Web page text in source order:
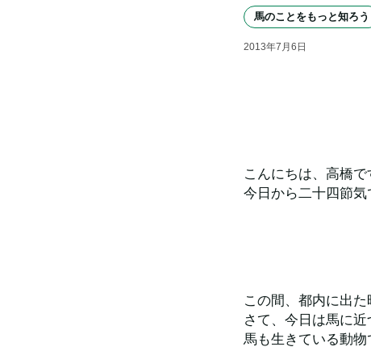
馬のことをもっと知ろう
2013年7 月6 日
こんにちは、高橋で
今日から二十四節気
この間、都内に出
さて、今日は馬に
馬も生きている動物